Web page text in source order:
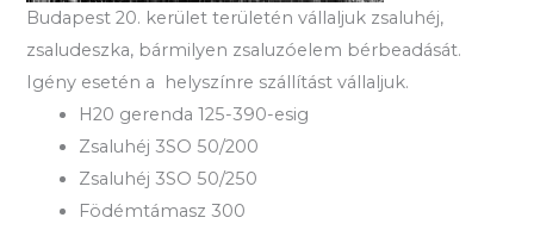
Budapest 20. kerület területén vállaljuk zsaluhéj,
zsaludeszka, bármilyen zsaluzóelem bérbeadását.
Igény esetén a helyszínre szállítást vállaljuk.
H20 gerenda 125-390-esig
Zsaluhéj 3SO 50/200
Zsaluhéj 3SO 50/250
Födémtámasz 300